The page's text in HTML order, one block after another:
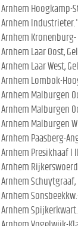
Hoogkamp-
Kronenburg-
Laar Oost,
Laar West,
Lombok-
Malburgen
Malburgen
Malburgen
Paasberg-
Presikhaaf I
Schuytgraaf,